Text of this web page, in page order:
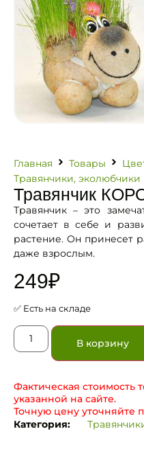
Главная Товары
Травянчики, эколюбчики
Травянчик
Травянчик – это
сочетает в себе и
растение. Он принесет
даже взрослым.
249₽
✅ Есть на складе
В корзину
Фактическая стоимость
указанной на сайте.
Точную цену уточняйте
Категория: